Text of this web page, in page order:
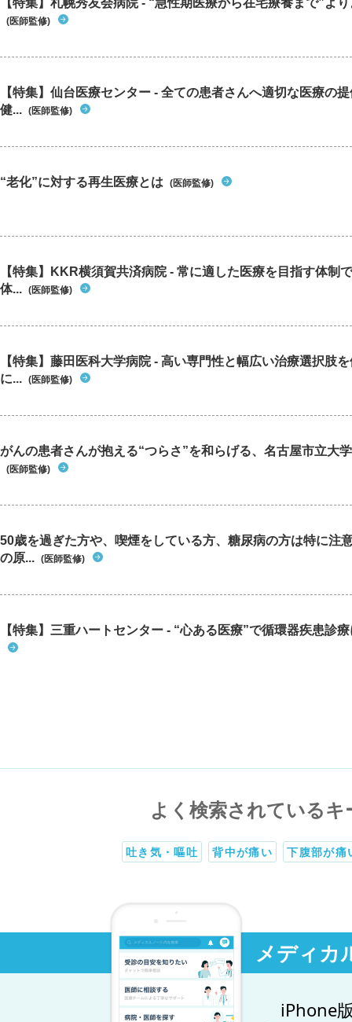
リープ
候群で
りにか
【特集】札幌秀友会病院 - “急性期医療から在宅療養まで”よ
(医師監修)
【特集】仙台医療センター - 全ての患者さんへ適切な医療の
健... (医師監修)
“老化”に対する再生医療とは (医師監修)
【特集】KKR横須賀共済病院 - 常に適した医療を目指す体制
体... (医師監修)
【特集】藤田医科大学病院 - 高い専門性と幅広い治療選択肢
に... (医師監修)
がんの患者さんが抱える“つらさ”を和らげる、名古屋市立大
(医師監修)
50歳を過ぎた方や、喫煙をしている方、糖尿病の方は特に注
の原... (医師監修)
【特集】三重ハートセンター - “心ある医療”で循環器疾患診
よく検索されているキ
吐き気・嘔吐 背中が痛い 下腹部が痛
メディカ
iPhone